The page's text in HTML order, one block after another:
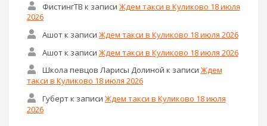
ФистингТВ к записи Ждем такси в Куликово 18 июля
2026
Ашотк записи Ждем такси в Куликово 18 июля 2026
Ашотк записи Ждем такси в Куликово 18 июля 2026
Школа певцов Ларисы Долиной к записи Ждем
такси в Куликово 18 июля 2026
Губертк записи Ждем такси в Куликово 18 июля
2026